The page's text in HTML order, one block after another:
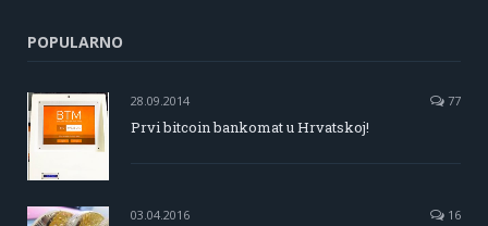
POPULARNO
28.09.2014 77
Prvi bitcoin bankomat u Hrvatskoj!
03.04.2016 16